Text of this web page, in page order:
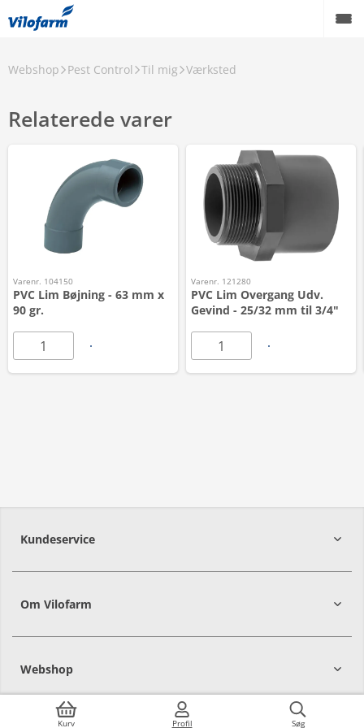
Kurv Profil Søg
Webshop Pest Control Til mig Værksted
Relaterede varer
Varenr. 104150
PVC Lim Bøjning - 63 mm x
90 gr.
Varenr. 121280
PVC Lim Overgang Udv.
Gevind - 25/32 mm til 3/4"
Kundeservice
Om Vilofarm
Webshop